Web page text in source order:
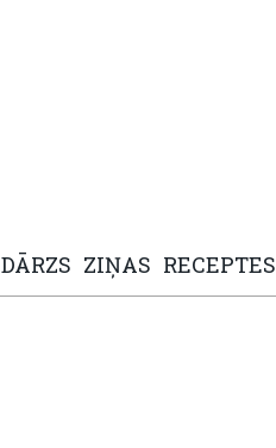
DĀRZS ZIŅAS RECEPTES